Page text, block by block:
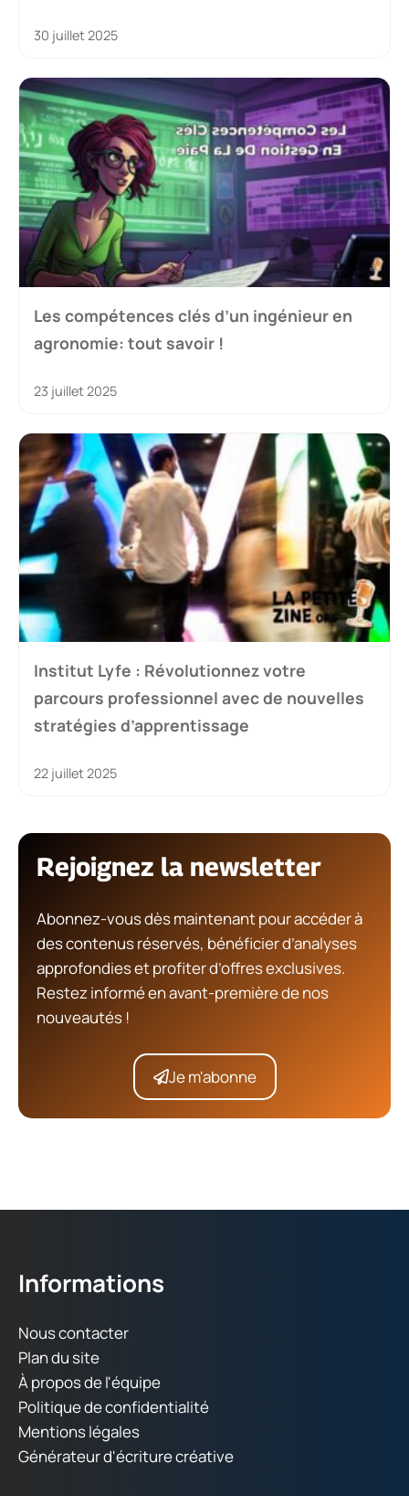
30 juillet 2025
Les compétences clés d’un ingénieur en
agronomie: tout savoir !
23 juillet 2025
Institut Lyfe : Révolutionnez votre
parcours professionnel avec de nouvelles
stratégies d’apprentissage
22 juillet 2025
Rejoignez la newsletter
Abonnez-vous dès maintenant pour accéder à
des contenus réservés, bénéficier d’analyses
approfondies et profiter d’offres exclusives.
Restez informé en avant-première de nos
nouveautés !
Je m'abonne
Informations
Nous contacter
Plan du site
À propos de l'équipe
Politique de confidentialité
Mentions légales
Générateur d'écriture créative